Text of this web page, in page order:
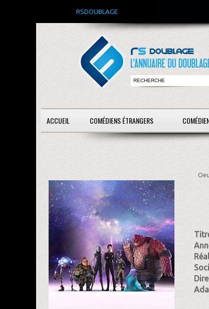
RSDOUBLAGE
ACCUEIL COMÉDIENS ÉTRANGERS